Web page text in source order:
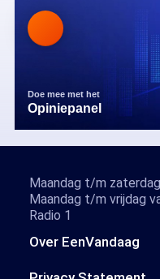
Doe mee met het
Opiniepanel
Over EenVandaag
Maandag t/m
Maandag t/m vrijdag
Radio 1